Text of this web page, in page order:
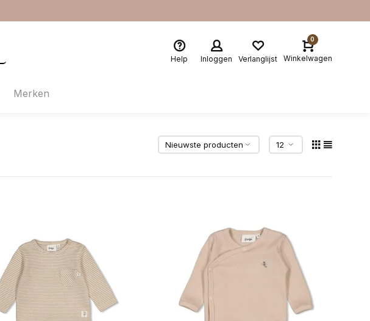
Help Inloggen Verlanglijst
0
Winkelwagen
Merken